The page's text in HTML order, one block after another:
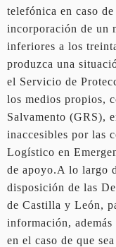
telefónica en caso
incorporación de un
inferiores a los
produzca una
el Servicio de
los medios propios,
Salvamento (GRS),
inaccesibles por las
Logístico en
de apoyo.A lo largo
disposición de las
de Castilla y León,
información,
en el caso de que